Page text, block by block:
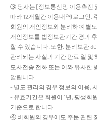
③ 당사는 [정보통신망 이용촉진
따라 12개월간 이용내역(로그인,
회원의 개인정보와 분리하여 별
개인정보를 법정보관기간 경과
할 수 있습니다. 또한, 분리보관
관리되는 사실과 기간 만료 일 및
모사전송 전화 또는 이와 유사한
알립니다.
- 별도 관리의 경우 정보의 이용,
- 유효기간은 회원이 1년, 평생회
기준으로 합니다.
④ 비회원의 경우에도 주문 관련